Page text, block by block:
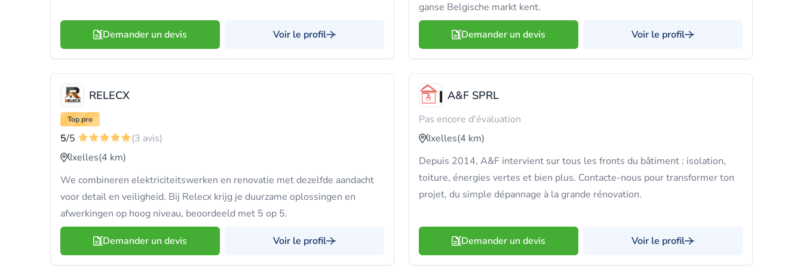
Demander un devis Voir le profil
ganse Belgische markt kent.
Demander un devis Voir le profil
RELECX
Top pro
5/5
(3 avis)
Ixelles(4 km)
We combineren elektriciteitswerken en renovatie met dezelfde aandacht
voor detail en veiligheid. Bij Relecx krijg je duurzame oplossingen en
afwerkingen op hoog niveau, beoordeeld met 5 op 5.
Demander un devis Voir le profil
A&F SPRL
Pas encore d'évaluation
Ixelles(4 km)
Depuis 2014, A&F intervient sur tous les fronts du bâtiment : isolation,
toiture, énergies vertes et bien plus. Contacte-nous pour transformer ton
projet, du simple dépannage à la grande rénovation.
Demander un devis Voir le profil